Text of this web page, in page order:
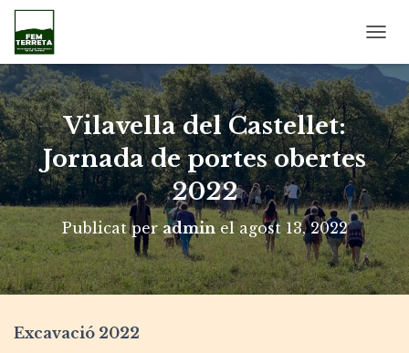
A
V
I
L
A
N
A
V
E
G
A
C
Vilavella del Castellet:
Jornada de portes obertes
2022
Publicat peradminelagost 13, 2022
Excavació 2022